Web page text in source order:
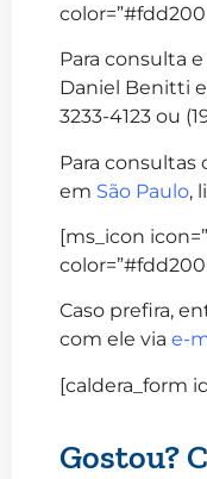
Para consulta
Daniel Benitti
3233-4123 ou
Para consultas
em São Paulo,
[ms_icon
Caso prefira,
com ele via e-
[caldera_form
Gostou?